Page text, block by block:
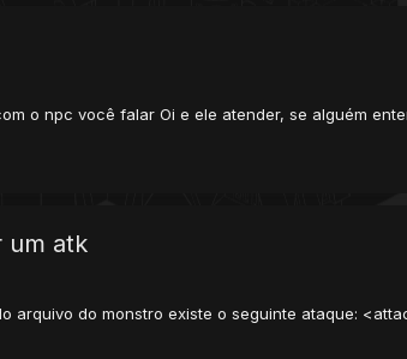
o npc você falar Oi e ele atender, se alguém
um atk
arquivo do monstro existe o seguinte ataque: